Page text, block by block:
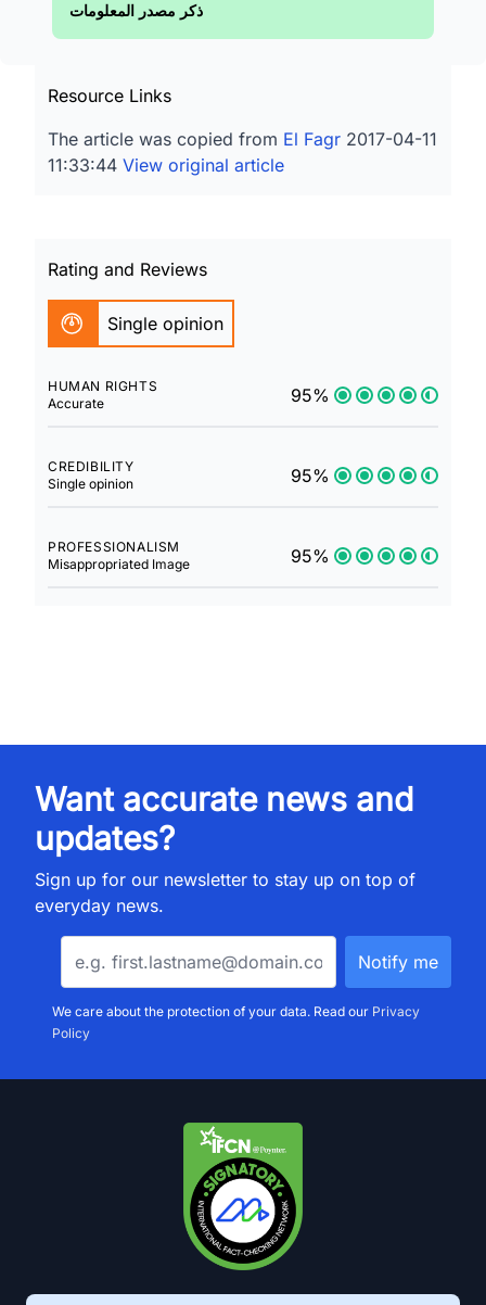
ذكر مصدر المعلومات
Resource Links
The article was copied from El Fagr 2017-04-11
11:33:44 View original article
Rating and Reviews
Single opinion
HUMAN RIGHTS
Accurate
95%
CREDIBILITY
Single opinion
95%
PROFESSIONALISM
Misappropriated Image
95%
Want accurate news and
updates?
Sign up for our newsletter to stay up on top of
everyday news.
We care about the protection of your data. Read our Privacy
Policy